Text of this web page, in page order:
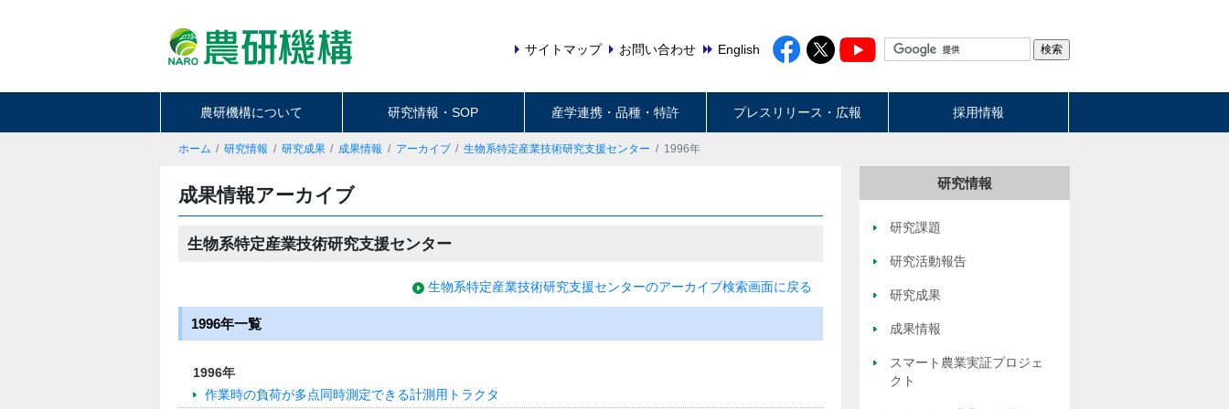
サイトマップ お問い合わせ English
農研機構について 研究情報・SOP 産学連携・品種・特許 プレスリリース・広報 採用情報
ホーム 研究情報 研究成果 成果情報 アーカイブ 生物系特定産業技術研究支援センター 1996年
成果情報アーカイブ
生物系特定産業技術研究支援センター
生物系特定産業技術研究支援センターのアーカイブ検索画面に戻る
1996年一覧
1996年
作業時の負荷が多点同時測定できる計測用トラクタ
研究情報
研究課題
研究活動報告
研究成果
成果情報
スマート農業実証プロジェ
クト